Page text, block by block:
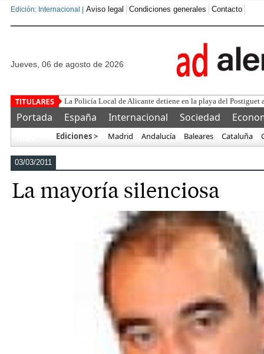
Edición: Internacional | Aviso legal Condiciones generales Contacto
jueves, 06 de agosto de 2026
Este corrupto traiciona
Portada España Internacional Sociedad
Ediciones > Madrid Andalucía Baleares Cataluña
03/03/2011
La mayoría silenciosa